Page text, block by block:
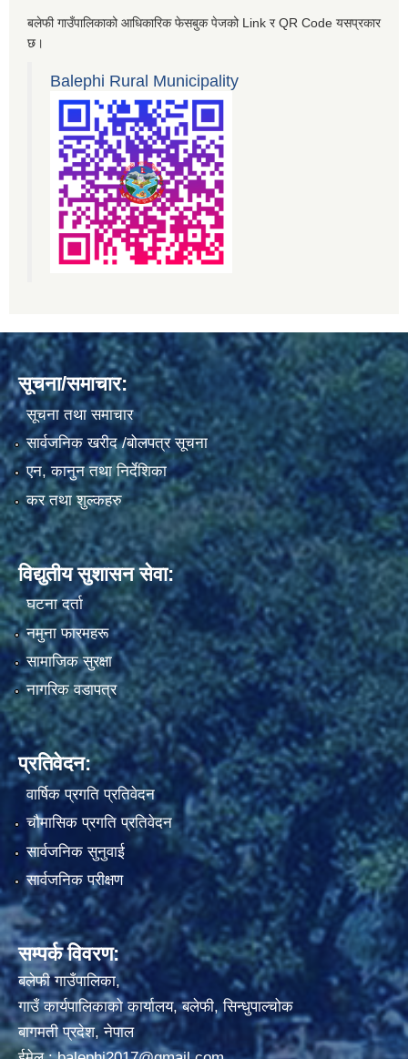
बलेफी गाउँपालिकाको आधिकारिक फेसबुक पेजको Link र QR Code यसप्रकार
छ।
Balephi Rural Municipality
सूचना/समाचार:
सूचना तथा समाचार
सार्वजनिक खरीद /बोलपत्र सूचना
एन, कानुन तथा निर्देशिका
कर तथा शुल्कहरु
विद्युतीय सुशासन सेवा:
घटना दर्ता
नमुना फारमहरू
सामाजिक सुरक्षा
नागरिक वडापत्र
प्रतिवेदन:
वार्षिक प्रगति प्रतिवेदन
चौमासिक प्रगति प्रतिवेदन
सार्वजनिक सुनुवाई
सार्वजनिक परीक्षण
सम्पर्क विवरण:
बलेफी गाउँपालिका,
गाउँ कार्यपालिकाको कार्यालय, बलेफी, सिन्धुपाल्चोक
बागमती प्रदेश, नेपाल